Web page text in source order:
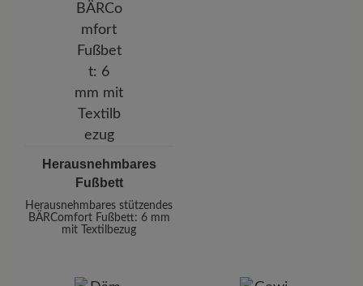
Herausnehmbares
Fußbett
Herausnehmbares stützendes
BÄRComfort Fußbett: 6 mm
mit Textilbezug